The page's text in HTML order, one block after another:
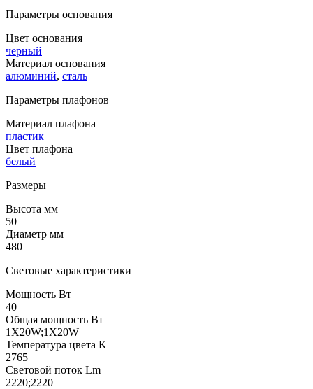
Параметры основания
Цвет основания
черный
Материал основания
алюминий, сталь
Параметры плафонов
Материал плафона
пластик
Цвет плафона
белый
Размеры
Высота мм
50
Диаметр мм
480
Световые характеристики
Мощность Вт
40
Общая мощность Вт
1X20W;1X20W
Температура цвета K
2765
Световой поток Lm
2220;2220